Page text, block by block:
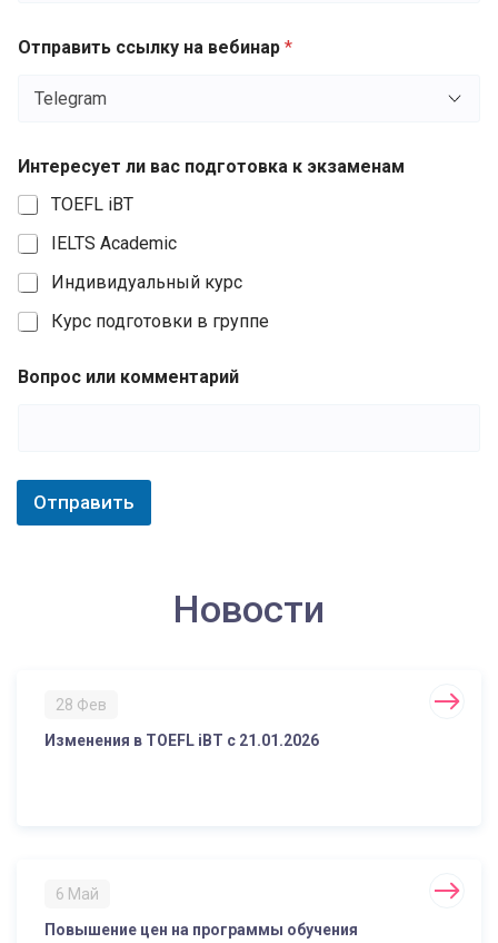
Отправить ссылку на вебинар *
Интересует ли вас подготовка к экзаменам
TOEFL iBT
IELTS Academic
Индивидуальный курс
Курс подготовки в группе
Вопрос или комментарий
Отправить
Новости
28 Фев
Изменения в TOEFL iBT с 21.01.2026
6 Май
Повышение цен на программы обучения